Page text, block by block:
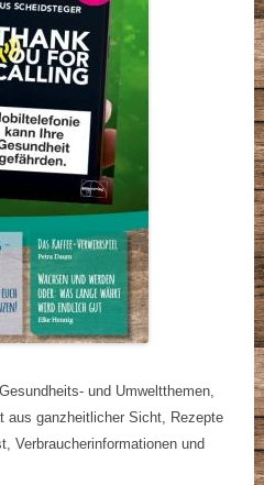
und Umweltthemen,
aus ganzheitlicher Sicht, Rezepte
Verbraucherinformationen und